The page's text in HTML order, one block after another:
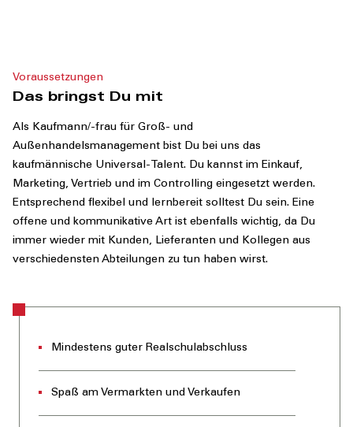
Voraussetzungen
Das bringst Du mit
Als Kaufmann/-frau für Groß- und
Außenhandelsmanagement bist Du bei uns das
kaufmännische Universal-Talent. Du kannst im Einkauf,
Marketing, Vertrieb und im Controlling eingesetzt werden.
Entsprechend flexibel und lernbereit solltest Du sein. Eine
offene und kommunikative Art ist ebenfalls wichtig, da Du
immer wieder mit Kunden, Lieferanten und Kollegen aus
verschiedensten Abteilungen zu tun haben wirst.
Mindestens guter Realschulabschluss
Spaß am Vermarkten und Verkaufen